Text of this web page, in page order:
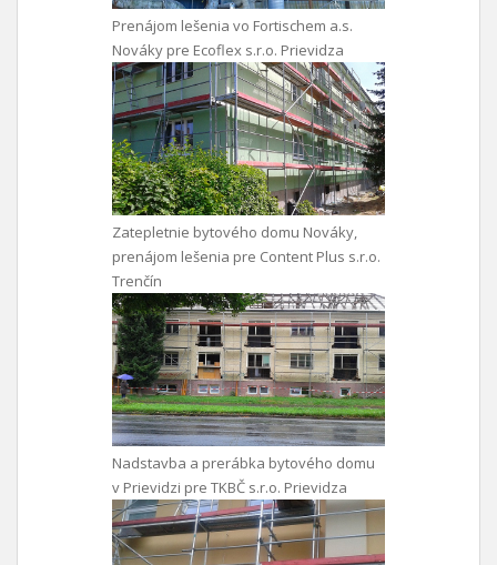
Prenájom lešenia vo Fortischem a.s.
Nováky pre Ecoflex s.r.o. Prievidza
Zatepletnie bytového domu Nováky,
prenájom lešenia pre Content Plus s.r.o.
Trenčín
Nadstavba a prerábka bytového domu
v Prievidzi pre TKBČ s.r.o. Prievidza